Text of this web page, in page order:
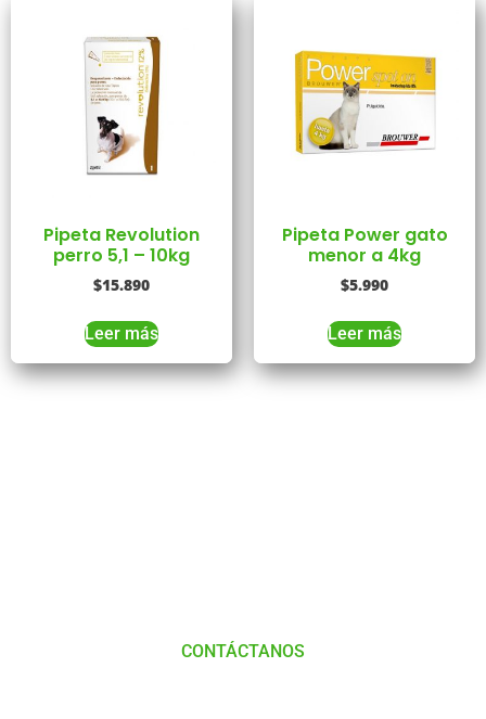
Pipeta Revolution
perro 5,1 – 10kg
$15.890
Leer más
Pipeta Power gato
menor a 4kg
$5.990
Leer más
CONTÁCTANOS